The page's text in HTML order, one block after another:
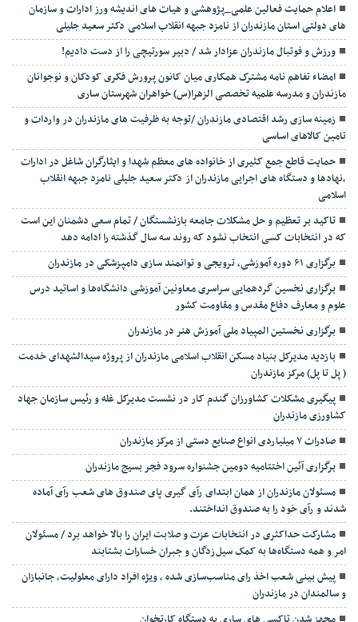
اعلام حمایت فعالین علمی_پژوهشی و هیات های اندیشه ورز ادارات و سازمان
های دولتی استان مازندران از نامزد جبهه انقلاب اسلامی دکتر سعید جلیلی
ورزش و فوتبال مازندران عزادار شد / دبیر سورتیچی را از دست دادیم!
امضاء تفاهم نامه مشترک همکاری میان کانون پرورش فکری کودکان و نوجوانان
مازندران و مدرسه علمیه تخصصی الزهرا(س) خواهران شهرستان ساری
زمینه سازی رشد اقتصادی مازندران /توجه به ظرفیت های مازندران در واردات و
تامین کالاهای اساسی
حمایت قاطع جمع کثیری از خانواده های معظم شهدا و ایثارگران شاغل در ادارات
،نهادها و دستگاه های اجرایی مازندران از دکتر سعید جلیلی نامزد جبهه انقلاب
اسلامی
تاکید بر تعظیم و حل مشکلات جامعه بازنشستگان / تمام سعی دشمنان این است
که در انتخابات کسی انتخاب نشود که روند سه سال گذشته را ادامه دهد
برگزاری ۶۱ دوره آموزشی، ترویجی و توانمند سازی دامپزشکی در مازندران
برگزاری نخسین گردهمایی سراسری معاونین آموزشی دانشگاه‌ها و اساتید درس
علوم و معارف دفاع مقدس و مقاومت کشور
برگزاری نخستین المپیاد ملی آموزش هنر در مازندران
بازدید مدیرکل بنیاد مسکن انقلاب اسلامی مازندران از پروژه سیدالشهدای خدمت
( پل تا پل) مرکز مازندران
پیگیری مشکلات کشاورزان گندم کار در نشست مدیرکل غله و رئیس سازمان جهاد
کشاورزی مازندران
صادرات ۷ میلیاردی انواع صنایع دستی از مرکز مازندران
برگزاری آئین اختتامیه دومین جشنواره سرود فجر بسیج مازندران
مسئولان مازندران از همان ابتدای رآی گیری پای صندوق های شعب رآی آماده
شدند و رآی خود را به صندوق انداختند.
مشارکت حداکثری در انتخابات عزت و صلابت ایران را بالا خواهد برد / مسئولان
امر و همه دستگاه‌ها به کمک سیل‌زدگان و جبران خسارات بشتابند
پیش بینی شعب اخذ رای مناسب‌سازی شده ، ویژه افراد دارای معلولیت، جانبازان
و سالمندان در مازندران